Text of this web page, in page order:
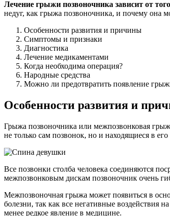
Лечение грыжи позвоночника зависит от
недуг, как грыжа позвоночника, и почему она
Особенности развития и причины
Симптомы и признаки
Диагностика
Лечение медикаментами
Когда необходима операция?
Народные средства
Можно ли предотвратить появление
Особенности развития и
Грыжа позвоночника или межпозвонковая
не только сам позвонок, но и находящиеся в
Все позвонки столба человека соединяются
межпозвонковым дискам позвоночник очень
Межпозвоночная грыжа может появиться в
болезни, так как все негативные воздействия
менее редкое явление в медицине.